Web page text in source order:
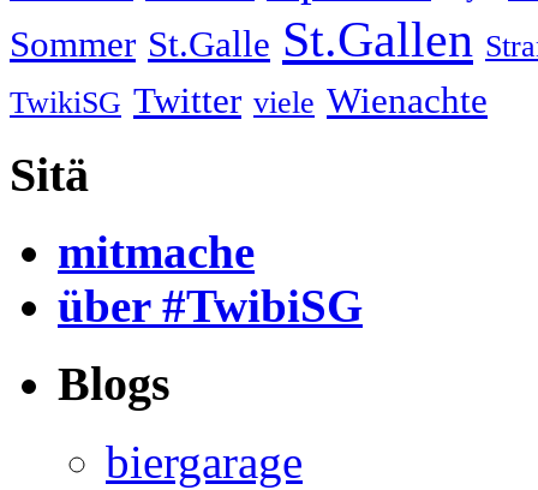
Sommer St.Galle St.Gallen
TwikiSG Twitter viele Wienachte
Sitä
mitmache
über #TwibiSG
Blogs
biergarage